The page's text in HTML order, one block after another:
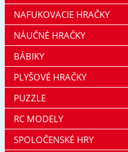
NAFUKOVACIE HRAČKY
NÁUČNÉ HRAČKY
BÁBIKY
PLYŠOVÉ HRAČKY
PUZZLE
RC MODELY
SPOLOČENSKÉ HRY